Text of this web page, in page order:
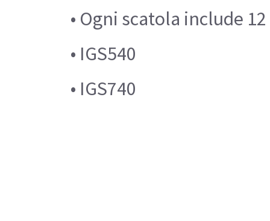
• Ogni scatola include
• IGS540
• IGS740